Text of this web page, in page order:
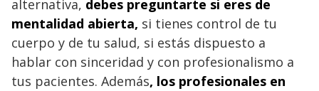
alternativa, debes preguntarte si eres de
mentalidad abierta, si tienes control de tu
cuerpo y de tu salud, si estás dispuesto a
hablar con sinceridad y con profesionalismo a
tus pacientes. Además, los profesionales en